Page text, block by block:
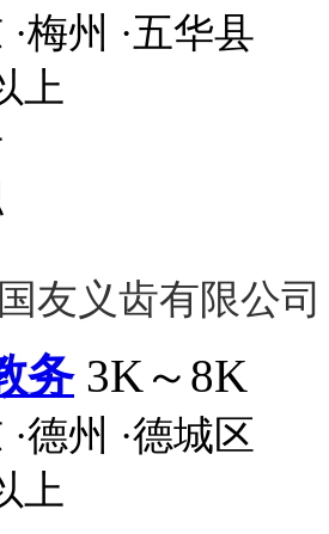
·梅州 ·五华县
上
友义齿有限公司
务 3K～8K
·德州 ·德城区
上